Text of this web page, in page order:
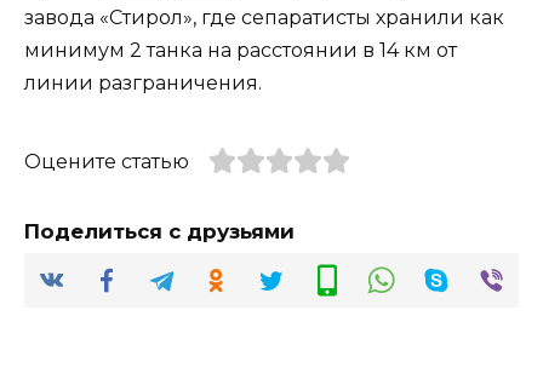
завода «Стирол», где сепаратисты хранили как
минимум 2 танка на расстоянии в 14 км от
линии разграничения.
Оцените статью
Поделиться с друзьями